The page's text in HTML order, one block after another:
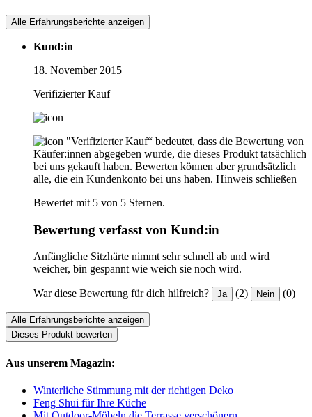
Alle Erfahrungsberichte anzeigen
Kund:in
18. November 2015
Verifizierter Kauf
"Verifizierter Kauf“ bedeutet, dass die Bewertung von
Käufer:innen abgegeben wurde, die dieses Produkt tatsächlich
bei uns gekauft haben. Bewerten können aber grundsätzlich
alle, die ein Kundenkonto bei uns haben. Hinweis schließen
Bewertet mit 5 von 5 Sternen.
Bewertung verfasst von Kund:in
Anfängliche Sitzhärte nimmt sehr schnell ab und wird
weicher, bin gespannt wie weich sie noch wird.
War diese Bewertung für dich hilfreich? Ja (2) Nein (0)
Alle Erfahrungsberichte anzeigen
Dieses Produkt bewerten
Aus unserem Magazin:
Winterliche Stimmung mit der richtigen Deko
Feng Shui für Ihre Küche